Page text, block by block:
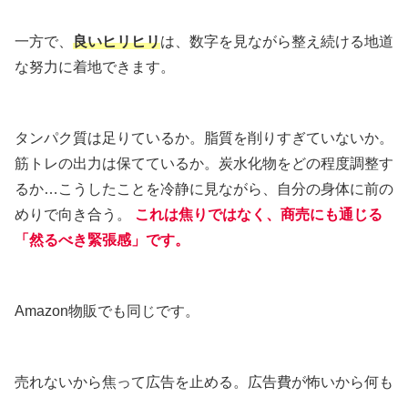
一方で、 良いヒリヒリは、数字を見ながら整え続ける地道
な努力に着地できます。
タンパク質は足りているか。脂質を削りすぎていないか。
筋トレの出力は保てているか。炭水化物をどの程度調整す
るか…こうしたことを冷静に見ながら、自分の身体に前の
めりで向き合う。 これは焦りではなく、商売にも通じる
「然るべき緊張感」です。
Amazon物販でも同じです。
売れないから焦って広告を止める。広告費が怖いから何も